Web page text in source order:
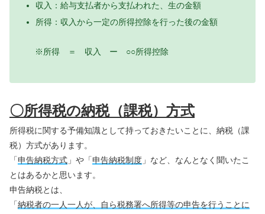
収入：給与支払者から支払われた、生の金額
所得：収入から一定の所得控除を行った後の金額
※所得 ＝ 収入 ー ○○所得控除
〇所得税の納税（課税）方式
所得税に関する予備知識として持っておきたいことに、納税（課
税）方式があります。
「申告納税方式 」や「申告納税制度 」など、なんとなく聞いたこ
とはあるかと思います。
申告納税とは、
「納税者の一人一人が、自ら税務署へ所得等の申告を行うことに